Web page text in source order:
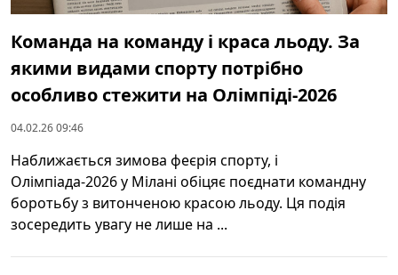
Команда на команду і краса льоду. За
якими видами спорту потрібно
особливо стежити на Олімпіді-2026
04.02.26 09:46
Наближається зимова феєрія спорту, і
Олімпіада-2026 у Мілані обіцяє поєднати командну
боротьбу з витонченою красою льоду. Ця подія
зосередить увагу не лише на ...